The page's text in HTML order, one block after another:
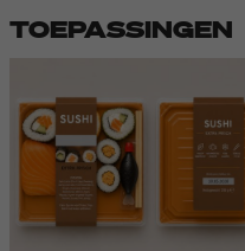
TOEPASSINGEN